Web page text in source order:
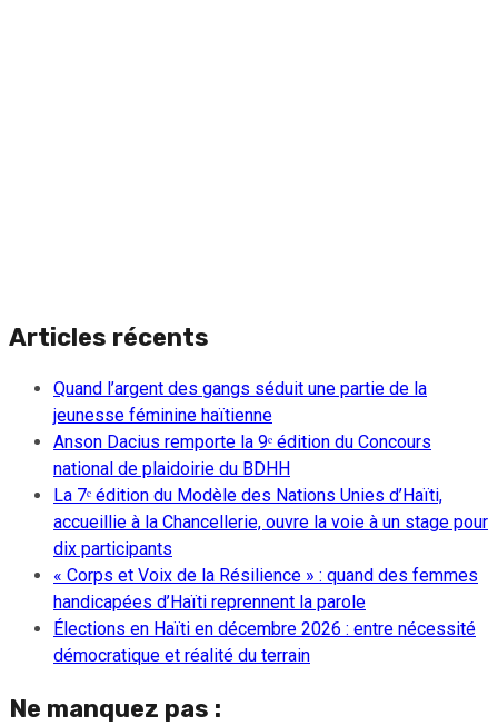
Articles récents
Quand l’argent des gangs séduit une partie de la
jeunesse féminine haïtienne
Anson Dacius remporte la 9ᵉ édition du Concours
national de plaidoirie du BDHH
La 7ᵉ édition du Modèle des Nations Unies d’Haïti,
accueillie à la Chancellerie, ouvre la voie à un stage pour
dix participants
« Corps et Voix de la Résilience » : quand des femmes
handicapées d’Haïti reprennent la parole
Élections en Haïti en décembre 2026 : entre nécessité
démocratique et réalité du terrain
Ne manquez pas :